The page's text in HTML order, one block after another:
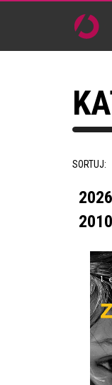
SORTUJ:
2026
2010